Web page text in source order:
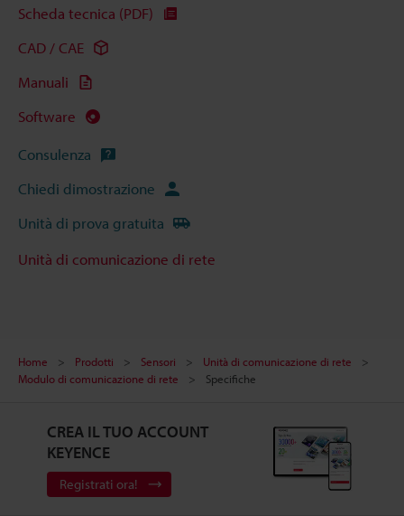
Scheda tecnica (PDF)
CAD / CAE
Manuali
Software
Consulenza
Chiedi dimostrazione
Unità di prova gratuita
Unità di comunicazione di rete
Home Prodotti Sensori
Unità di comunicazione di rete
Modulo di comunicazione di rete
Specifiche
CREA IL TUO ACCOUNT
KEYENCE
Registrati ora!